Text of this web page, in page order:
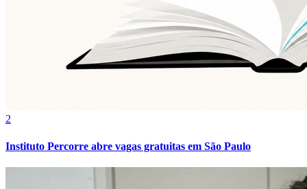
2
Instituto Percorre abre vagas gratuitas em São Paulo